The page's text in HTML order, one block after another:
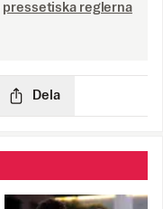
pressetiska reglerna
Dela